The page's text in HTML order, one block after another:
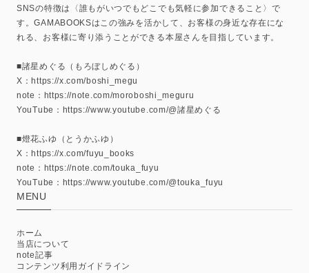
SNSの特徴は〈誰もがいつでもどこでも気軽に参加できること〉で
す。GAMABOOKSはこの強みを活かして、お客様の身近な存在にな
れる、お客様に寄り添うことができる本屋さんを目指しています。
■諸星めぐる（もろぼしめぐる）
X：https://x.com/boshi_megu
note：https://note.com/moroboshi_meguru
YouTube：https://www.youtube.com/@諸星めぐる
■燈花ふゆ（とうかふゆ）
X：https://x.com/fuyu_books
note：https://note.com/touka_fuyu
YouTube：https://www.youtube.com/@touka_fuyu
MENU
ホーム
当店について
note記事
コンテンツ利用ガイドライン